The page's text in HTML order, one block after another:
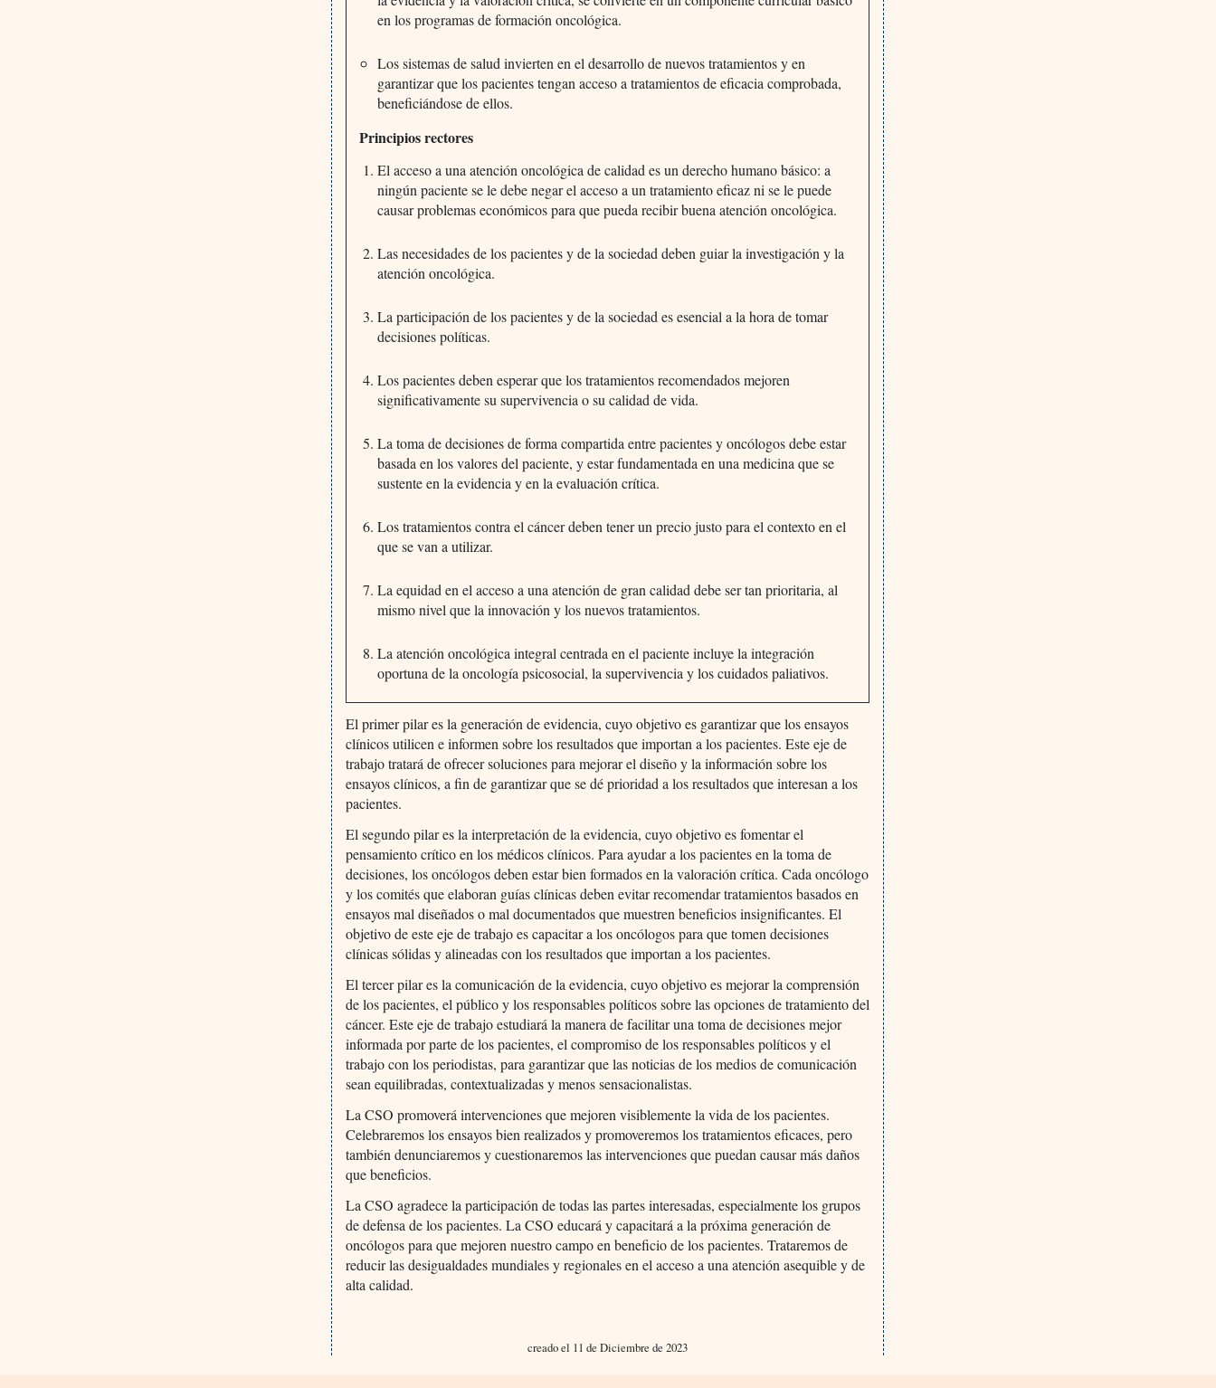
en los programas de formación oncológica.
Los sistemas de salud invierten en el desarrollo de nuevos tratamientos y en
garantizar que los pacientes tengan acceso a tratamientos de eficacia comprobada,
beneficiándose de ellos.
Principios rectores
El acceso a una atención oncológica de calidad es un derecho humano básico: a
ningún paciente se le debe negar el acceso a un tratamiento eficaz ni se le puede
causar problemas económicos para que pueda recibir buena atención oncológica.
Las necesidades de los pacientes y de la sociedad deben guiar la investigación y la
atención oncológica.
La participación de los pacientes y de la sociedad es esencial a la hora de tomar
decisiones políticas.
Los pacientes deben esperar que los tratamientos recomendados mejoren
significativamente su supervivencia o su calidad de vida.
La toma de decisiones de forma compartida entre pacientes y oncólogos debe estar
basada en los valores del paciente, y estar fundamentada en una medicina que se
sustente en la evidencia y en la evaluación crítica.
Los tratamientos contra el cáncer deben tener un precio justo para el contexto en el
que se van a utilizar.
La equidad en el acceso a una atención de gran calidad debe ser tan prioritaria, al
mismo nivel que la innovación y los nuevos tratamientos.
La atención oncológica integral centrada en el paciente incluye la integración
oportuna de la oncología psicosocial, la supervivencia y los cuidados paliativos.
El primer pilar es la generación de evidencia, cuyo objetivo es garantizar que los ensayos
clínicos utilicen e informen sobre los resultados que importan a los pacientes. Este eje de
trabajo tratará de ofrecer soluciones para mejorar el diseño y la información sobre los
ensayos clínicos, a fin de garantizar que se dé prioridad a los resultados que interesan a los
pacientes.
El segundo pilar es la interpretación de la evidencia, cuyo objetivo es fomentar el
pensamiento crítico en los médicos clínicos. Para ayudar a los pacientes en la toma de
decisiones, los oncólogos deben estar bien formados en la valoración crítica. Cada oncólogo
y los comités que elaboran guías clínicas deben evitar recomendar tratamientos basados en
ensayos mal diseñados o mal documentados que muestren beneficios insignificantes. El
objetivo de este eje de trabajo es capacitar a los oncólogos para que tomen decisiones
clínicas sólidas y alineadas con los resultados que importan a los pacientes.
El tercer pilar es la comunicación de la evidencia, cuyo objetivo es mejorar la comprensión
de los pacientes, el público y los responsables políticos sobre las opciones de tratamiento del
cáncer. Este eje de trabajo estudiará la manera de facilitar una toma de decisiones mejor
informada por parte de los pacientes, el compromiso de los responsables políticos y el
trabajo con los periodistas, para garantizar que las noticias de los medios de comunicación
sean equilibradas, contextualizadas y menos sensacionalistas.
La CSO promoverá intervenciones que mejoren visiblemente la vida de los pacientes.
Celebraremos los ensayos bien realizados y promoveremos los tratamientos eficaces, pero
también denunciaremos y cuestionaremos las intervenciones que puedan causar más daños
que beneficios.
La CSO agradece la participación de todas las partes interesadas, especialmente los grupos
de defensa de los pacientes. La CSO educará y capacitará a la próxima generación de
oncólogos para que mejoren nuestro campo en beneficio de los pacientes. Trataremos de
reducir las desigualdades mundiales y regionales en el acceso a una atención asequible y de
alta calidad.
creado el 11 de Diciembre de 2023